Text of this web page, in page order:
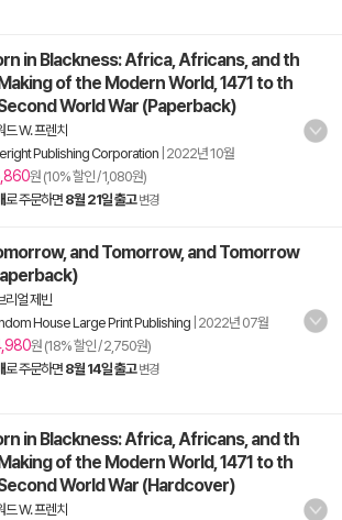
in Blackness: Africa, Africans, and th
of the Modern World, 1471 to th
World War (Paperback)
드 W. 프렌치
Publishing Corporation 2022년 10월
원 (10% 할인 / 1,080원)
로 주문하면 8월 21일 출고 변경
and Tomorrow, and Tomorrow
리얼 제빈
House Large Print Publishing 2022년 07월
원 (18% 할인 / 2,750원)
로 주문하면 8월 14일 출고 변경
in Blackness: Africa, Africans, and th
of the Modern World, 1471 to th
World War (Hardcover)
드 W. 프렌치